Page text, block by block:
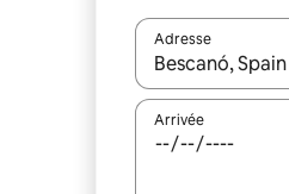
Adresse
Lorsque les
Arrivée